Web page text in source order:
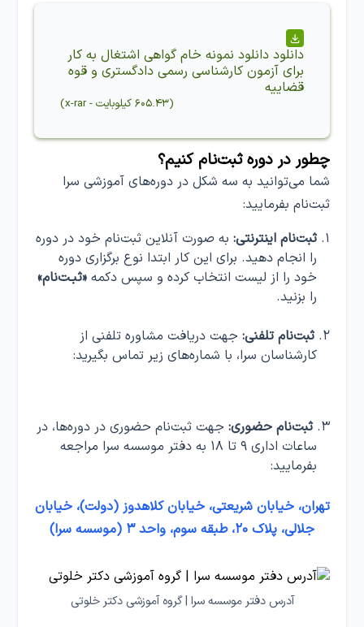
دانلوددانلود نمونه خام گواهی اشتغال به کار
برای آزمون کارشناسی رسمی دادگستری و قوه
قضاییه
(۶۰۵.۴۳ کیلوبایت -
x-rar
)
چطور در دوره ثبت‌نام کنیم؟
شما می‌توانید به سه شکل در دوره‌های آموزشی سرا
ثبت‌نام بفرمایید:
ثبت‌نام اینترنتی: به صورت آنلاین ثبت‌نام خود در دوره
را انجام دهید. برای این کار ابتدا نوع برگزاری دوره
خود را از لیست انتخاب کرده و سپس دکمه«ثبـت‌نام»
را بزنید.
ثبت‌نام تلفنی: جهت دریافت مشاوره تلفنی از
کارشناسان سرا، با شماره‌های زیر تماس بگیرید:
ثبت‌نام حضوری: جهت ثبت‌نام حضوری در دوره‌ها، در
ساعات اداری ۹ تا ۱۸ به دفتر موسسه سرا مراجعه
بفرمایید:
تهران، خیابان شریعتی، خیابان کلاهدوز (دولت)، خیابان
جلالی، پلاک ۲۰، طبقه سوم، واحد ۳ (موسسه سرا)
آدرس دفتر موسسه سرا | گروه آموزشی دکتر خلوتی